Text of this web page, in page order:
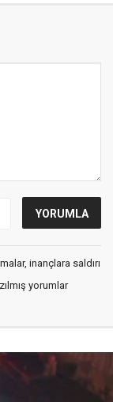
inançlara saldırı
yorumlar